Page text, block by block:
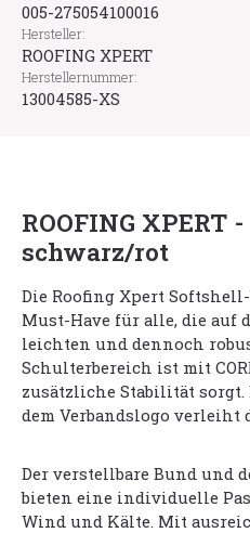
005-275054100016
Hersteller:
ROOFING XPERT
Herstellernummer:
13004585-XS
ROOFING XPERT
schwarz/rot
Die Roofing Xpert
Must-Have für alle, die auf
leichten und dennoch
Schulterbereich ist mit
zusätzliche Stabilität sorgt.
dem Verbandslogo verleiht
Der verstellbare Bund und
bieten eine individuelle
Wind und Kälte. Mit